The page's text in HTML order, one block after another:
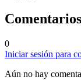
Comentarios
0
Iniciar sesión para
Aún no hay